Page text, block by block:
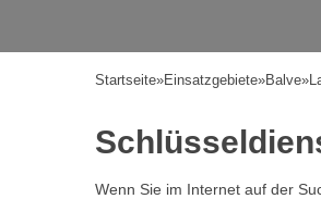
Startseite»Einsatzgebiete»Balve»
Wenn Sie im Internet auf der